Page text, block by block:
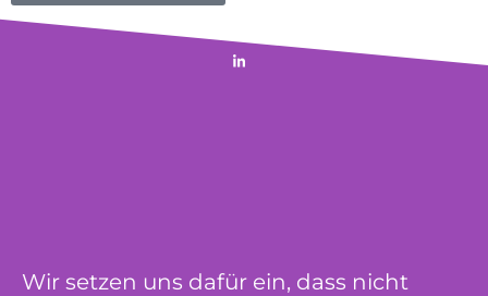
Wir setzen uns dafür ein, dass nicht